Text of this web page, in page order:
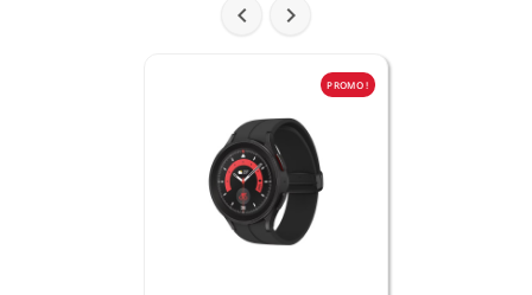
 
PROMO !